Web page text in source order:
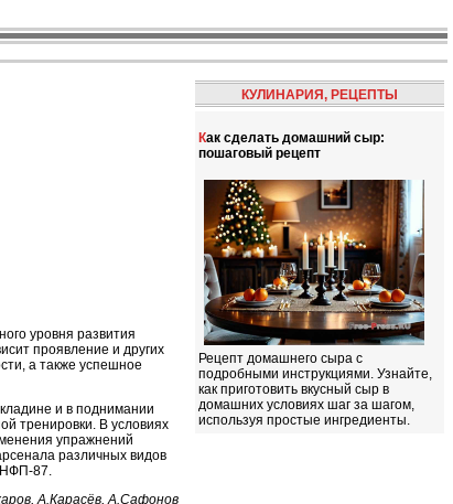
уровня развития
проявление и других
а также успешное
и в поднимании
тренировки. В условиях
упражнений
различных видов
НФП-87.
А.Карасёв, А.Сафонов
КУЛИНАРИЯ, РЕЦЕПТЫ
Как сделать домашний сыр:
пошаговый рецепт
Рецепт домашнего сыра с
подробными инструкциями. Узнайте,
как приготовить вкусный сыр в
домашних условиях шаг за шагом,
используя простые ингредиенты.